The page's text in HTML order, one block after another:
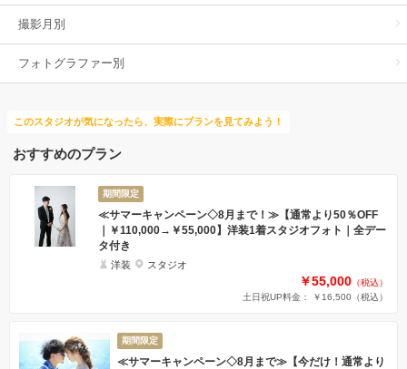
撮影月別
フォトグラファー別
このスタジオが気になったら、実際にプランを見てみよう！
おすすめのプラン
期間限定
≪サマーキャンペーン◇8月まで！≫【通常より50％OFF
｜￥110,000→￥55,000】洋装1着スタジオフォト｜全デー
タ付き
洋装 スタジオ
￥55,000 （税込）
土日祝UP料金： ￥16,500 （税込）
期間限定
≪サマーキャンペーン◇8月まで≫【今だけ！通常より